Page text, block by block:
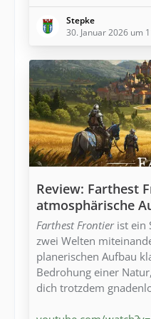
Stepke
30. Januar 2026 um
Review: Farthest
atmosphärische
Farthest Frontierist ein
zwei Welten
planerischen Aufbau
Bedrohung einer
dich trotzdem